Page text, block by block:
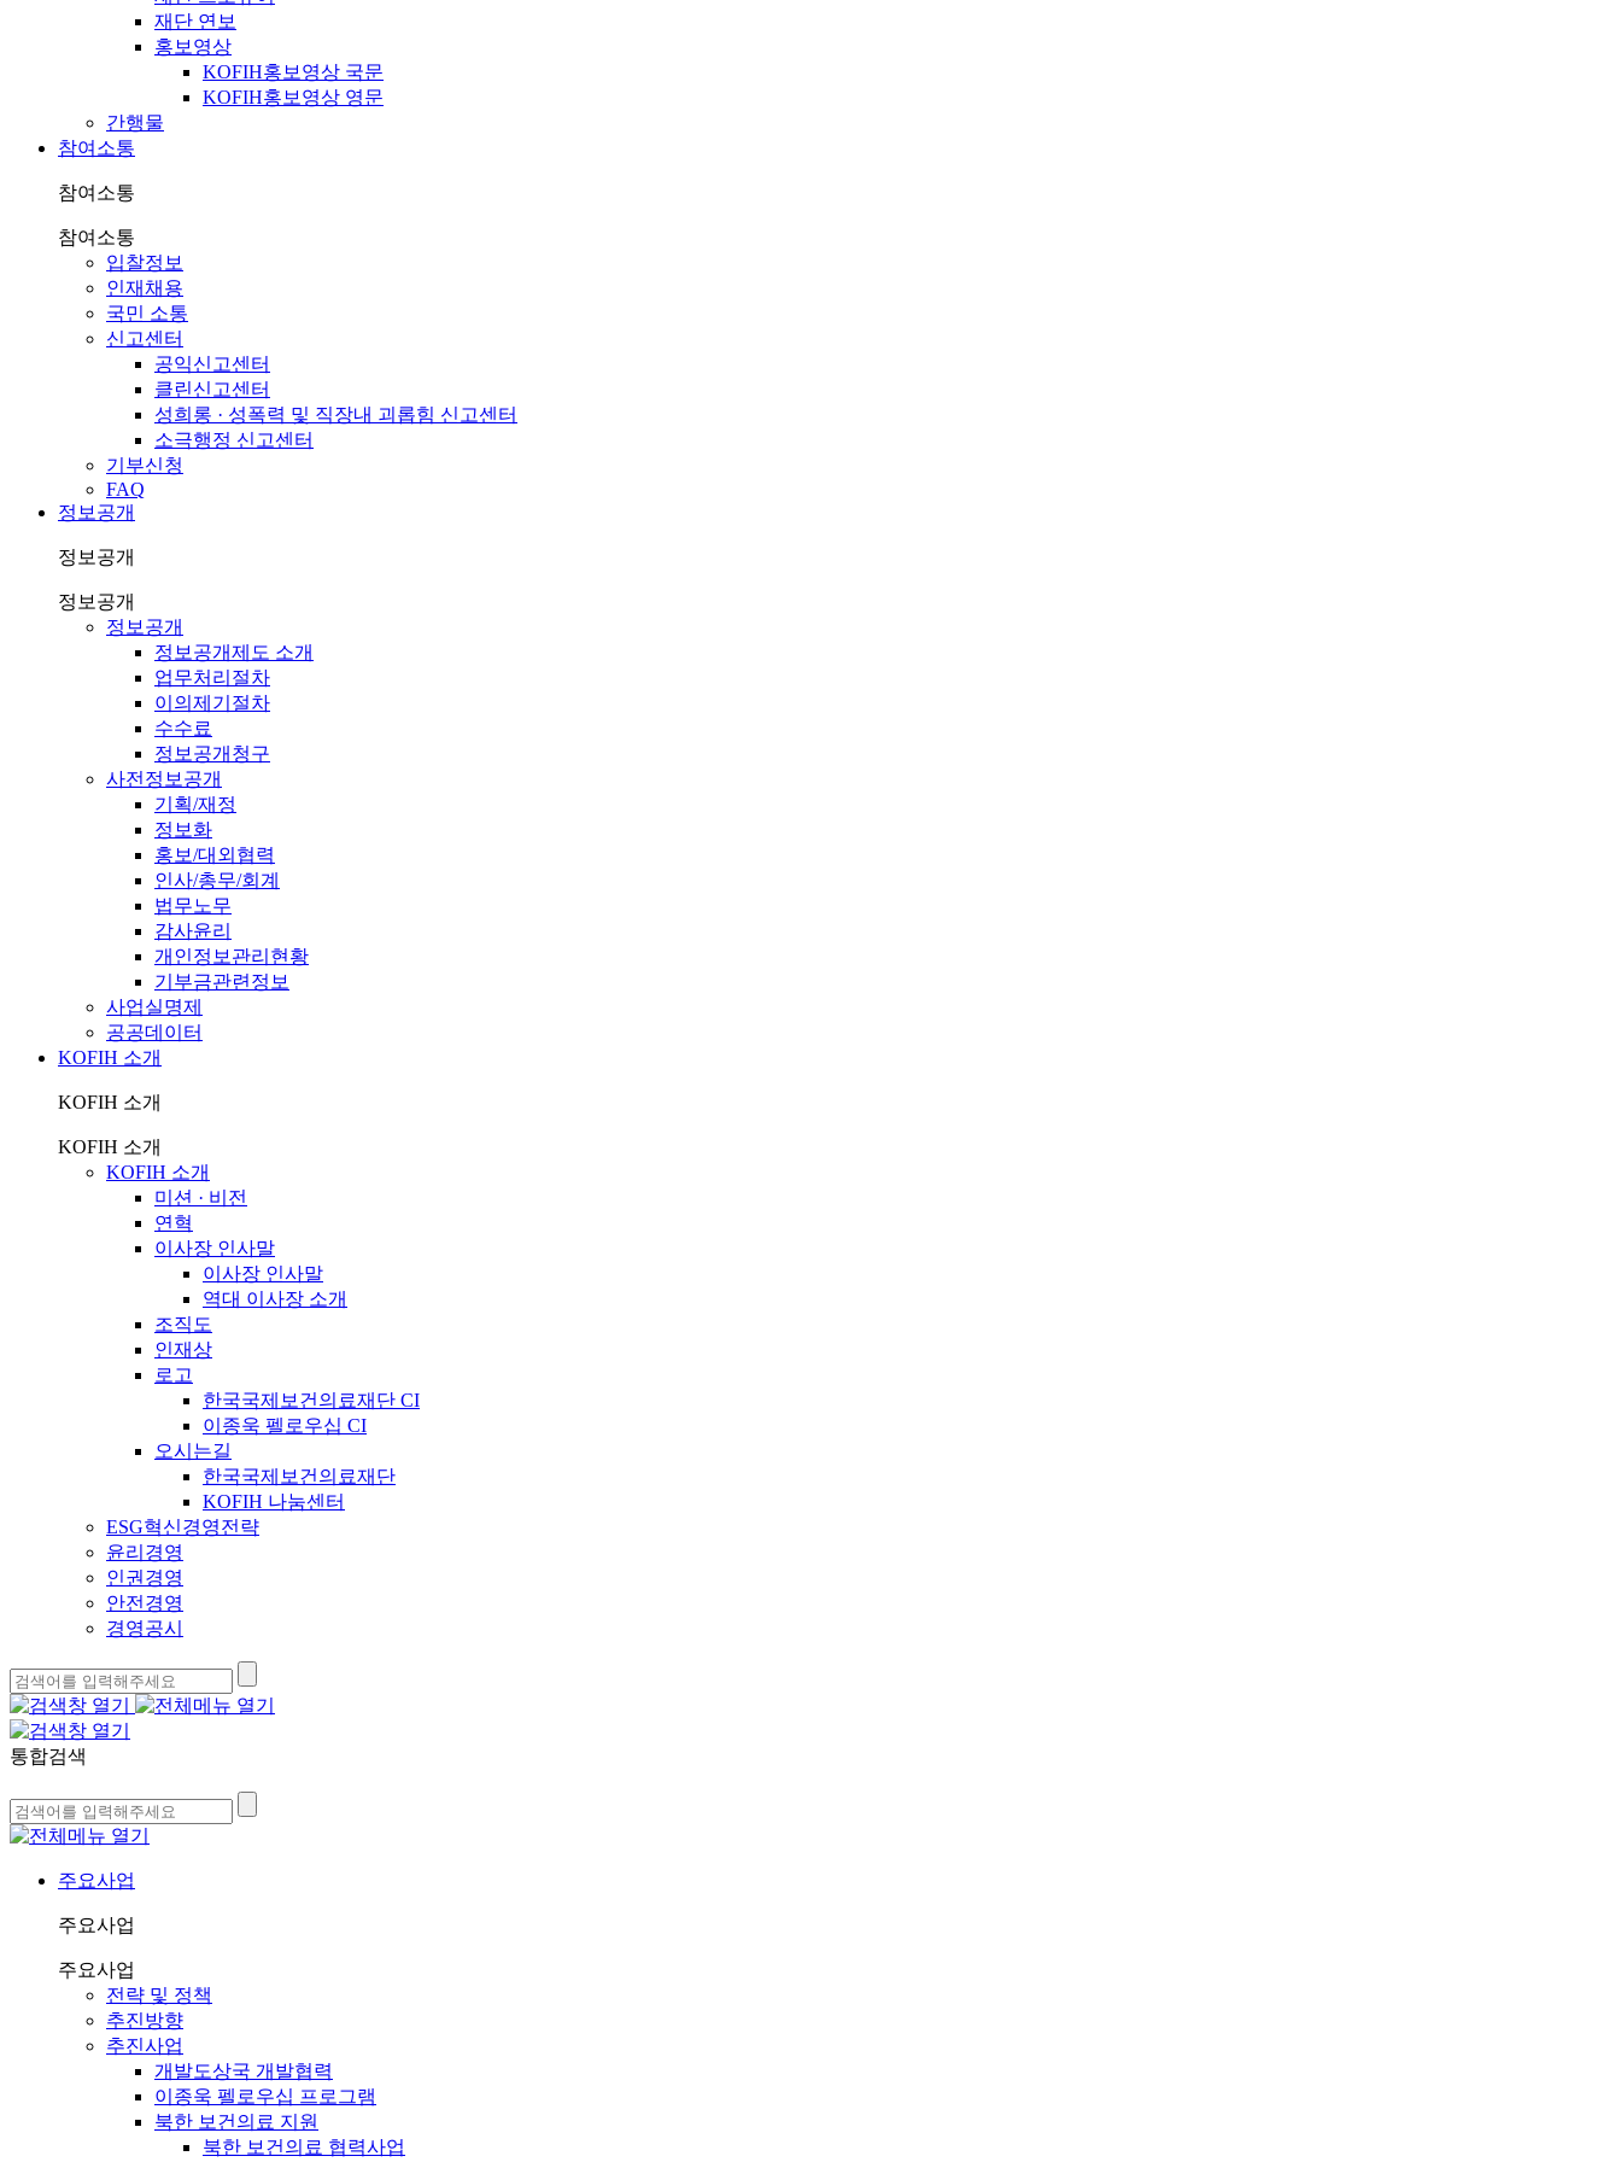
재단 연보
홍보영상
KOFIH홍보영상 국문
KOFIH홍보영상 영문
간행물
참여소통
참여소통
참여소통
입찰정보
인재채용
국민 소통
신고센터
공익신고센터
클린신고센터
성희롱 · 성폭력 및 직장내 괴롭힘 신고센터
소극행정 신고센터
기부신청
FAQ
정보공개
정보공개
정보공개
정보공개
정보공개제도 소개
업무처리절차
이의제기절차
수수료
정보공개청구
사전정보공개
기획/재정
정보화
홍보/대외협력
인사/총무/회계
법무노무
감사윤리
개인정보관리현황
기부금관련정보
사업실명제
공공데이터
KOFIH 소개
KOFIH 소개
KOFIH 소개
KOFIH 소개
미션 · 비전
연혁
이사장 인사말
이사장 인사말
역대 이사장 소개
조직도
인재상
로고
한국국제보건의료재단 CI
이종욱 펠로우십 CI
오시는길
한국국제보건의료재단
KOFIH 나눔센터
ESG혁신경영전략
윤리경영
인권경영
안전경영
경영공시
통합검색
주요사업
주요사업
주요사업
전략 및 정책
추진방향
추진사업
개발도상국 개발협력
이종욱 펠로우십 프로그램
북한 보건의료 지원
북한 보건의료 협력사업